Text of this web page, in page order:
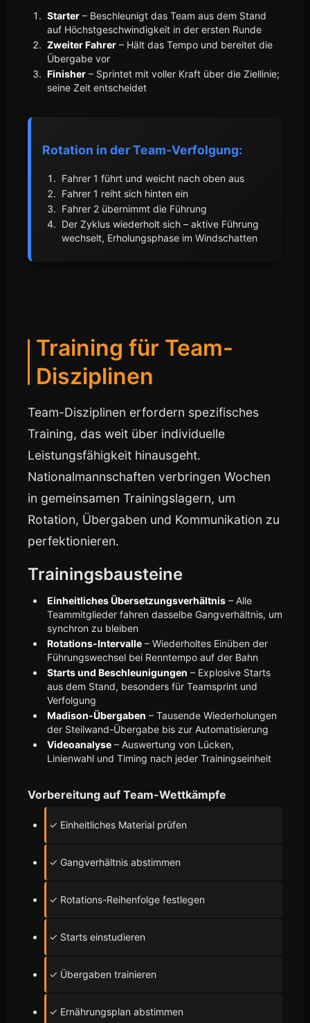
Starter – Beschleunigt das Team aus dem Stand
auf Höchstgeschwindigkeit in der ersten Runde
Zweiter Fahrer – Hält das Tempo und bereitet die
Übergabe vor
Finisher – Sprintet mit voller Kraft über die Ziellinie;
seine Zeit entscheidet
Rotation in der Team-Verfolgung:
Fahrer 1 führt und weicht nach oben aus
Fahrer 1 reiht sich hinten ein
Fahrer 2 übernimmt die Führung
Der Zyklus wiederholt sich – aktive Führung
wechselt, Erholungsphase im Windschatten
Training für Team-
Disziplinen
Team-Disziplinen erfordern spezifisches
Training, das weit über individuelle
Leistungsfähigkeit hinausgeht.
Nationalmannschaften verbringen Wochen
in gemeinsamen Trainingslagern, um
Rotation, Übergaben und Kommunikation zu
perfektionieren.
Trainingsbausteine
Einheitliches Übersetzungsverhältnis – Alle
Teammitglieder fahren dasselbe Gangverhältnis, um
synchron zu bleiben
Rotations-Intervalle – Wiederholtes Einüben der
Führungswechsel bei Renntempo auf der Bahn
Starts und Beschleunigungen – Explosive Starts
aus dem Stand, besonders für Teamsprint und
Verfolgung
Madison-Übergaben – Tausende Wiederholungen
der Steilwand-Übergabe bis zur Automatisierung
Videoanalyse – Auswertung von Lücken,
Linienwahl und Timing nach jeder Trainingseinheit
Vorbereitung auf Team-Wettkämpfe
✓ Einheitliches Material prüfen
✓ Gangverhältnis abstimmen
✓ Rotations-Reihenfolge festlegen
✓ Starts einstudieren
✓ Übergaben trainieren
✓ Ernährungsplan abstimmen